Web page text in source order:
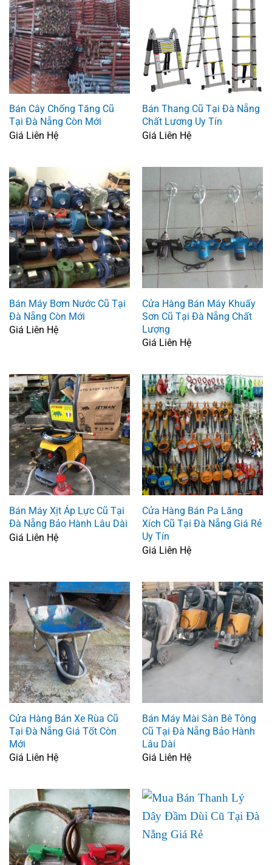
Bán Cây Chống Tăng Cũ
Tại Đà Nẵng Còn Mới
Giá Liên Hệ
Bán Thang Cũ Tại Đà Nẵng
Chất Lương Uy Tín
Giá Liên Hệ
Bán Máy Bơm Nước Cũ Tại
Đà Nẵng Còn Mới
Giá Liên Hệ
Cửa Hàng Bán Máy Khuấy
Sơn Cũ Tại Đà Nẵng Chất
Lượng
Giá Liên Hệ
Bán Máy Xịt Áp Lực Cũ Tại
Đà Nẵng Bảo Hành Lâu Dài
Giá Liên Hệ
Cửa Hàng Bán Pa Lăng
Xích Cũ Tại Đà Nẵng Giá Rẻ
Uy Tín
Giá Liên Hệ
Cửa Hàng Bán Xe Rùa Cũ
Tại Đà Nẵng Giá Tốt Còn
Mới
Giá Liên Hệ
Bán Máy Mài Sàn Bê Tông
Cũ Tại Đà Nẵng Bảo Hành
Lâu Dài
Giá Liên Hệ